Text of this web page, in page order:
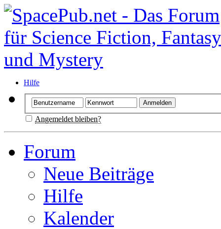
Hilfe
Angemeldet bleiben?
Forum
Neue Beiträge
Hilfe
Kalender